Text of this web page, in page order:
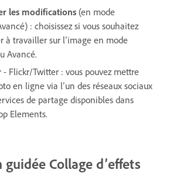
les modifications (en mode
: choisissez si vous souhaitez
à travailler sur l’image en mode
Avancé.
- Flickr/Twitter : vous pouvez mettre
en ligne via l’un des réseaux sociaux
de partage disponibles dans
Elements.
Collage d’effets